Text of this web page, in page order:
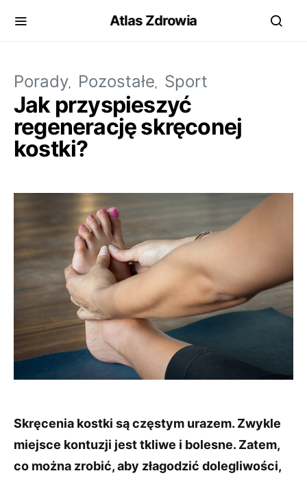
Atlas Zdrowia
Porady Pozostałe Sport
Jak przyspieszyć
regenerację skręconej
kostki?
Skręcenia kostki są częstym urazem. Zwykle
miejsce kontuzji jest tkliwe i bolesne. Zatem,
co można zrobić, aby złagodzić dolegliwości,